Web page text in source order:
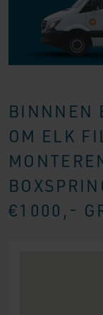
BINNNEN
OM ELK
€1000,-